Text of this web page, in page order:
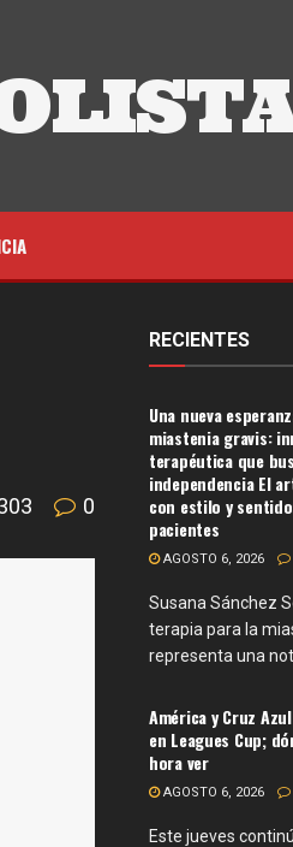
0
RECIENTES
Una nueva
miastenia gravis:
terapéutica que
independencia El
con estilo y
pacientes
AGOSTO 6, 2026
Susana Sánchez
terapia para la
representa una
América y Cruz
en Leagues Cup;
hora ver
AGOSTO 6, 2026
Este jueves